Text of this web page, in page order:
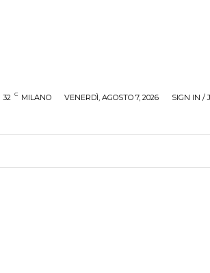
32 C MILANO VENERDÌ, AGOSTO 7, 2026 SIGN IN /